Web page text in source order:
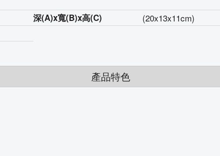
深(A)x寬(B)x高(C) (20x13x11cm)
產品特色